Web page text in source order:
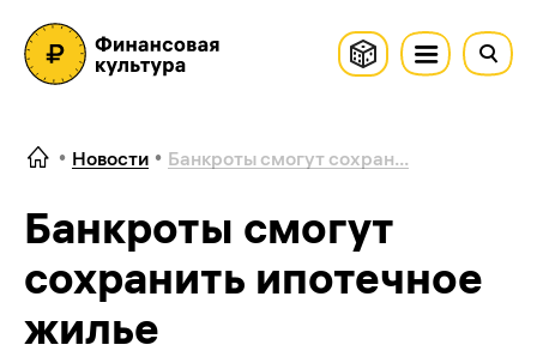
Новости Банкроты смогут сохран...
Банкроты смогут
сохранить ипотечное
жилье